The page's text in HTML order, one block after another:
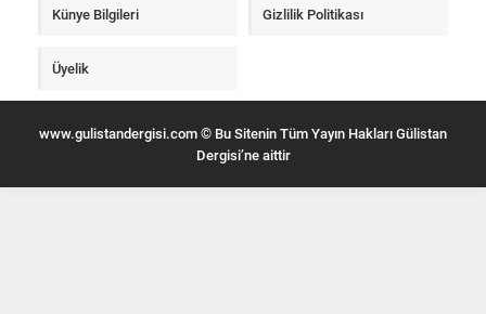
Künye Bilgileri Gizlilik Politikası
Üyelik
www.gulistandergisi.com © Bu Sitenin Tüm Yayın Hakları Gülistan
Dergisi’ne aittir